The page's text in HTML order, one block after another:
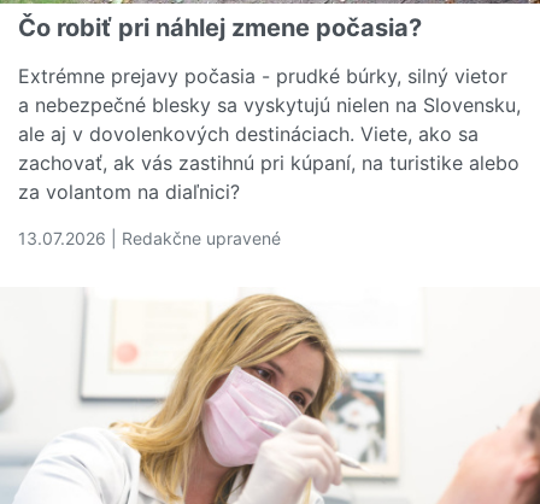
Čo robiť pri náhlej zmene počasia?
Extrémne prejavy počasia - prudké búrky, silný vietor
a nebezpečné blesky sa vyskytujú nielen na Slovensku,
ale aj v dovolenkových destináciach. Viete, ako sa
zachovať, ak vás zastihnú pri kúpaní, na turistike alebo
za volantom na diaľnici?
13.07.2026 | Redakčne upravené